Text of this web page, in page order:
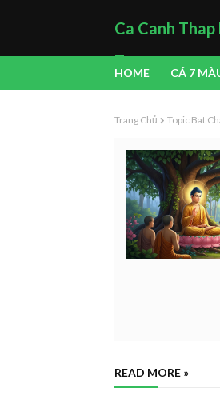
Ca Canh Thap
Trang
HOME CÁ 7
Trang Chủ Topic Bat
READ MORE »